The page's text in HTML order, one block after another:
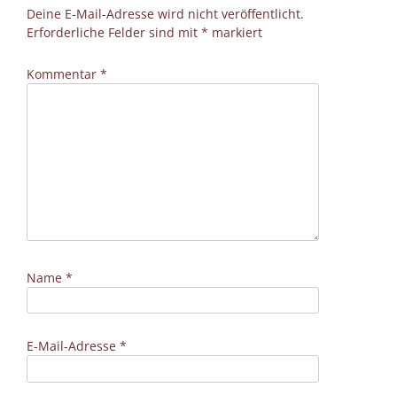
Deine E-Mail-Adresse wird nicht veröffentlicht.
Erforderliche Felder sind mit * markiert
Kommentar *
Name *
E-Mail-Adresse *